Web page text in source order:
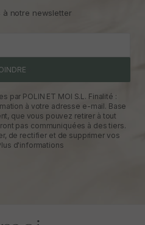
à notre newsletter
par POLIN ET MOI S.L. Finalité :
à votre adresse e-mail. Base
que vous pouvez retirer à tout
pas communiquées à des tiers.
de rectifier et de supprimer vos
d'informations